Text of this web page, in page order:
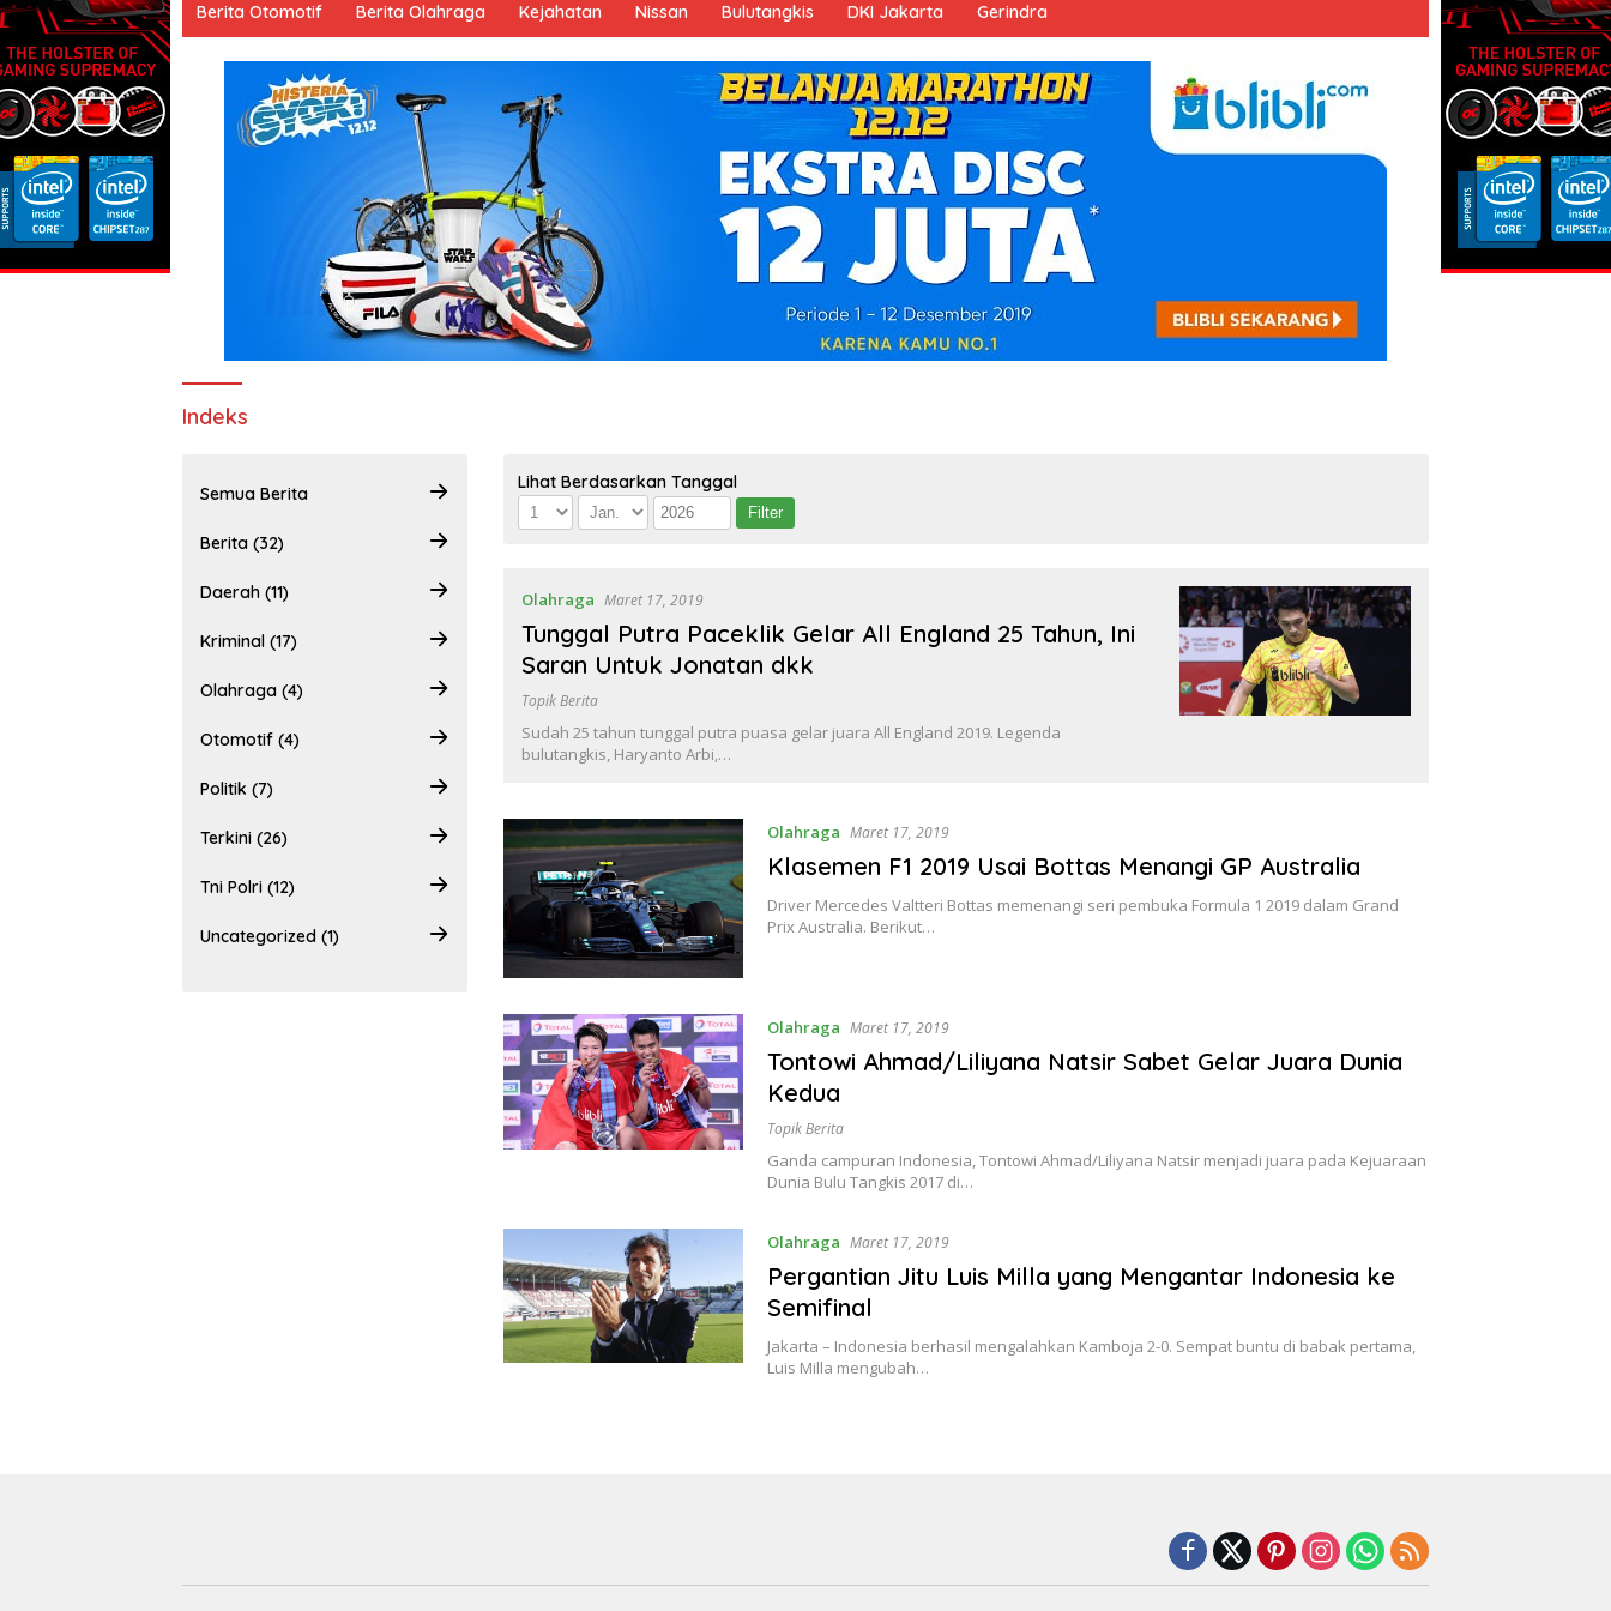
Berita Otomotif Berita Olahraga Kejahatan Nissan Bulutangkis DKI Jakarta Gerindra
Indeks
Semua Berita
Berita (32)
Daerah (11)
Kriminal (17)
Olahraga (4)
Otomotif (4)
Politik (7)
Terkini (26)
Tni Polri (12)
Uncategorized (1)
Lihat Berdasarkan Tanggal
Olahraga Maret 17, 2019
Tunggal Putra Paceklik Gelar All England 25 Tahun, Ini
Saran Untuk Jonatan dkk
Topik Berita
Sudah 25 tahun tunggal putra puasa gelar juara All England 2019. Legenda
bulutangkis, Haryanto Arbi,…
Olahraga Maret 17, 2019
Klasemen F1 2019 Usai Bottas Menangi GP Australia
Driver Mercedes Valtteri Bottas memenangi seri pembuka Formula 1 2019 dalam Grand
Prix Australia. Berikut…
Olahraga Maret 17, 2019
Tontowi Ahmad/Liliyana Natsir Sabet Gelar Juara Dunia
Kedua
Topik Berita
Ganda campuran Indonesia, Tontowi Ahmad/Liliyana Natsir menjadi juara pada Kejuaraan
Dunia Bulu Tangkis 2017 di…
Olahraga Maret 17, 2019
Pergantian Jitu Luis Milla yang Mengantar Indonesia ke
Semifinal
Jakarta – Indonesia berhasil mengalahkan Kamboja 2-0. Sempat buntu di babak pertama,
Luis Milla mengubah…